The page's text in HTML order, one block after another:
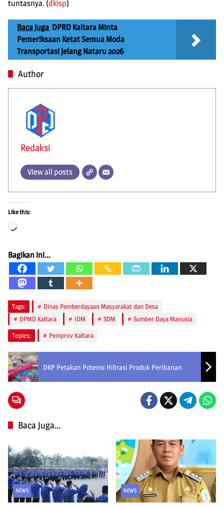
tuntasnya. (dkisp)
Baca Juga DPRD Kaltara Minta
Pemeriksaan Ketat Semua Moda
Transportasi Jelang Nataru 2026
Author
Redaksi
View all posts
Like this:
Loading…
Bagikan ini...
Tags:
Dinas Pemberdayaan Masyarakat dan Desa
DPMD Kaltara
IDM SDM Sumber Daya Manusia
Topics: Pemprov Kaltara
DKP Petakan Potensi Hilirasi Produk Perikanan
Baca Juga...
NEWS NEWS